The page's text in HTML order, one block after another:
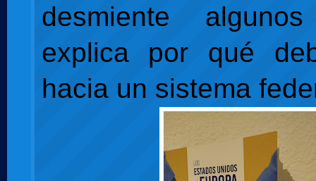
desmiente
explica por qué
hacia un sistema